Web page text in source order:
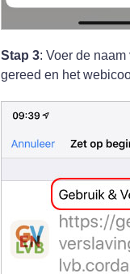
Stap 3: Voer de
gereed en het